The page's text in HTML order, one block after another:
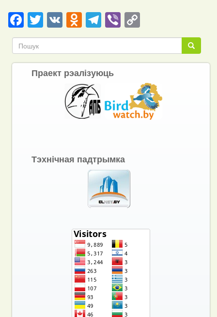
Facebook
Twitter
VKOdnoklassniki
Telegram
ViberCopy
Link Пошук
Пошук
Праект рэалізуюць
Тэхнічная падтрымка